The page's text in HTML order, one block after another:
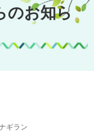
のお知ら
ギラン